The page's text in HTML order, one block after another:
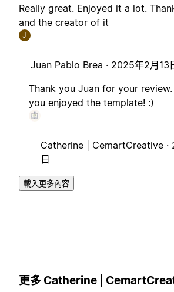
Really great. Enjoyed it a lot.
and the creator of it
J
Juan Pablo Brea · 2025年2月13
Thank you Juan for your
you enjoyed the template! :)
Catherine | CemartCreative ·
日
載入更多內容
更多 Catherine |